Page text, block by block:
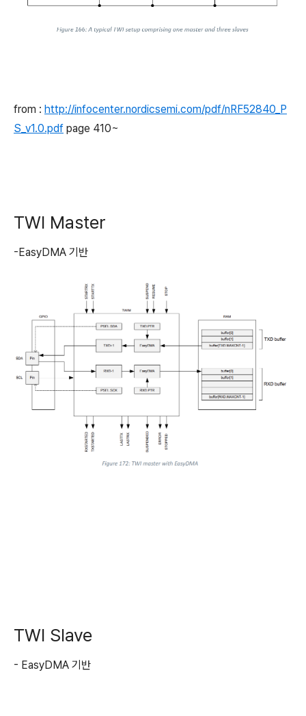
from : http://infocenter.nordicsemi.com/pdf/nRF52840_P
S_v1.0.pdf page 410~
TWI Master
-EasyDMA 기반
TWI Slave
- EasyDMA 기반